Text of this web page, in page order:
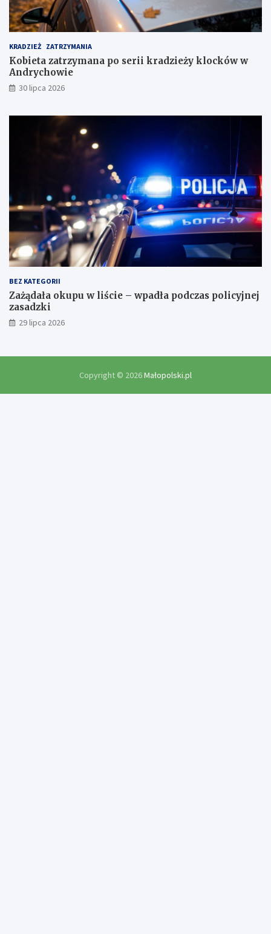
KRADZIEŻ ZATRZYMANIA
Kobieta zatrzymana po serii kradzieży klocków w
Andrychowie
30 lipca 2026
BEZ KATEGORII
Zażądała okupu w liście – wpadła podczas policyjnej
zasadzki
29 lipca 2026
Copyright © 2026Małopolski.pl